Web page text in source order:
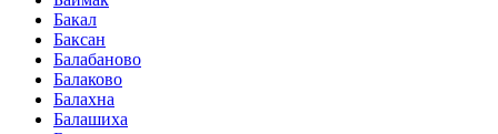
Бакал
Баксан
Балабаново
Балаково
Балахна
Балашиха